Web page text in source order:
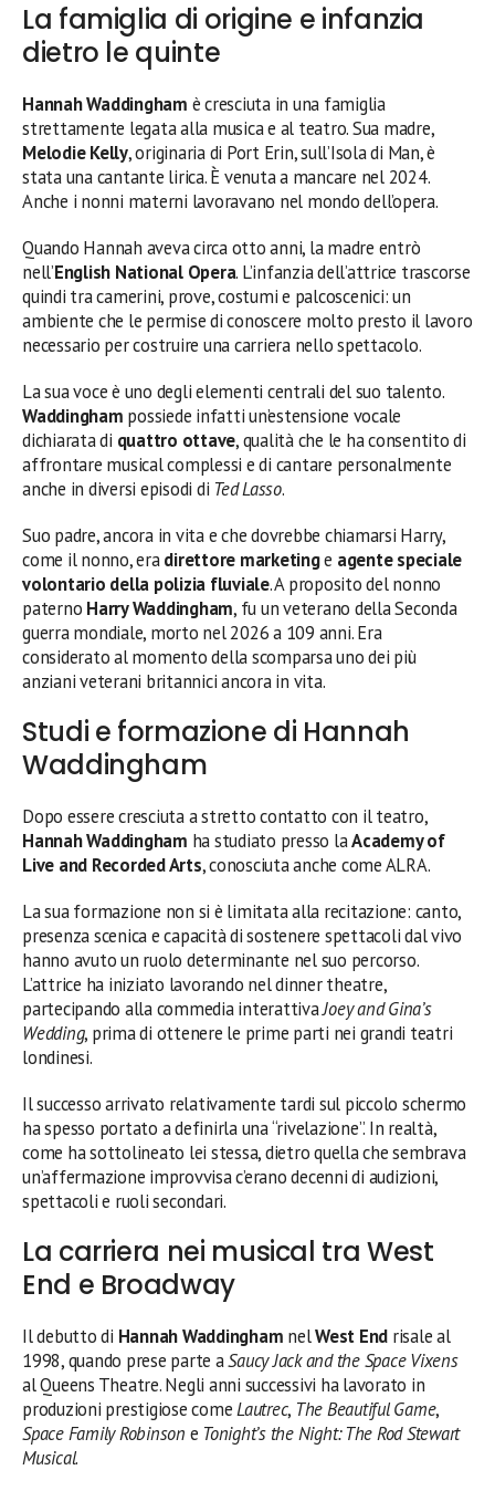
La famiglia di origine e infanzia
dietro le quinte
Hannah Waddingham è cresciuta in una famiglia
strettamente legata alla musica e al teatro. Sua madre,
Melodie Kelly, originaria di Port Erin, sull’Isola di Man, è
stata una cantante lirica. È venuta a mancare nel 2024.
Anche i nonni materni lavoravano nel mondo dell’opera.
Quando Hannah aveva circa otto anni, la madre entrò
nell’English National Opera. L’infanzia dell’attrice trascorse
quindi tra camerini, prove, costumi e palcoscenici: un
ambiente che le permise di conoscere molto presto il lavoro
necessario per costruire una carriera nello spettacolo.
La sua voce è uno degli elementi centrali del suo talento.
Waddingham possiede infatti un’estensione vocale
dichiarata di quattro ottave, qualità che le ha consentito di
affrontare musical complessi e di cantare personalmente
anche in diversi episodi di Ted Lasso.
Suo padre, ancora in vita e che dovrebbe chiamarsi Harry,
come il nonno, eradirettore marketinge agente speciale
volontario della polizia fluviale. A proposito del nonno
paterno Harry Waddingham, fu un veterano della Seconda
guerra mondiale, morto nel 2026 a 109 anni. Era
considerato al momento della scomparsa uno dei più
anziani veterani britannici ancora in vita.
Studi e formazione di Hannah
Waddingham
Dopo essere cresciuta a stretto contatto con il teatro,
Hannah Waddingham ha studiato presso laAcademy of
Live and Recorded Arts, conosciuta anche come ALRA.
La sua formazione non si è limitata alla recitazione: canto,
presenza scenica e capacità di sostenere spettacoli dal vivo
hanno avuto un ruolo determinante nel suo percorso.
L’attrice ha iniziato lavorando nel dinner theatre,
partecipando alla commedia interattivaJoey and Gina’s
Wedding, prima di ottenere le prime parti nei grandi teatri
londinesi.
Il successo arrivato relativamente tardi sul piccolo schermo
ha spesso portato a definirla una “rivelazione”. In realtà,
come ha sottolineato lei stessa, dietro quella che sembrava
un’affermazione improvvisa c’erano decenni di audizioni,
spettacoli e ruoli secondari.
La carriera nei musical tra West
End e Broadway
Il debutto di Hannah Waddingham nelWest End risale al
1998, quando prese parte aSaucy Jack and the Space Vixens
al Queens Theatre. Negli anni successivi ha lavorato in
produzioni prestigiose comeLautrec, The Beautiful Game,
Space Family Robinson e Tonight’s the Night: The Rod Stewart
Musical.